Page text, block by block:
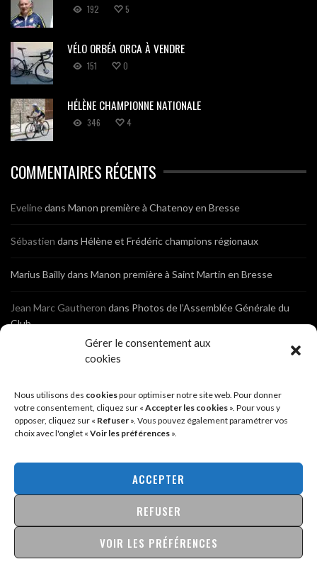
Gérer le consentement aux
cookies
Nous utilisons des cookiespour optimiser notre site web. Pour donner
votre consentement, cliquez sur « Accepter les cookies ». Pour vous y
opposer, cliquez sur « Refuser ». Vous pouvez également paramétrer vos
choix avec l'onglet « Voir les préférences ».
ACCEPTER
REFUSER
VOIR LES PRÉFÉRENCES
192 5
VÉLO ORBÉA ORCA À VENDRE
151 0
HÉLÈNE CHAMPIONNE NATIONALE
346 4
COMMENTAIRES RÉCENTS
Evelinedans Manon première à Chatenoy en Bresse
Sébastien dans Hélène et Frédéric champions régionaux
Marius Baillydans Manon première à Saint Martin en Bresse
Jean Marc Gautheron dans Photos de l’Assemblée Générale du
Club
Photos de l’Assemblée Générale du Club
Sébastien dans Cyclocross de Brochon (21)
Breniauxdans Cyclocross de Brochon (21)
MENTIONS LÉGALES & POLITIQUE DE CONFIDENTIALITÉ